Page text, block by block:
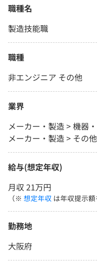
職種名
製造技能職
職種
非エンジニア その他
業界
メーカー・製造 > 機器
メーカー・製造 > その
給与(想定年収)
月収 21万円
（※ 想定年収 は年収提示
勤務地
大阪府